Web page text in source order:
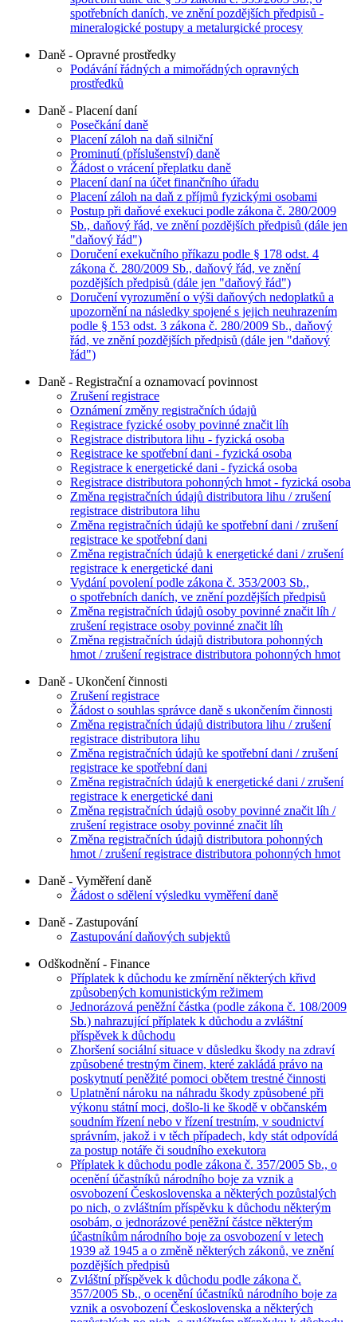
spotřebních daních, ve znění pozdějších předpisů -
mineralogické postupy a metalurgické procesy
Daně - Opravné prostředky
Podávání řádných a mimořádných opravných
prostředků
Daně - Placení daní
Posečkání daně
Placení záloh na daň silniční
Prominutí (příslušenství) daně
Žádost o vrácení přeplatku daně
Placení daní na účet finančního úřadu
Placení záloh na daň z příjmů fyzickými osobami
Postup při daňové exekuci podle zákona č. 280/2009
Sb., daňový řád, ve znění pozdějších předpisů (dále jen
"daňový řád")
Doručení exekučního příkazu podle § 178 odst. 4
zákona č. 280/2009 Sb., daňový řád, ve znění
pozdějších předpisů (dále jen "daňový řád")
Doručení vyrozumění o výši daňových nedoplatků a
upozornění na následky spojené s jejich neuhrazením
podle § 153 odst. 3 zákona č. 280/2009 Sb., daňový
řád, ve znění pozdějších předpisů (dále jen "daňový
řád")
Daně - Registrační a oznamovací povinnost
Zrušení registrace
Oznámení změny registračních údajů
Registrace fyzické osoby povinné značit líh
Registrace distributora lihu - fyzická osoba
Registrace ke spotřební dani - fyzická osoba
Registrace k energetické dani - fyzická osoba
Registrace distributora pohonných hmot - fyzická osoba
Změna registračních údajů distributora lihu / zrušení
registrace distributora lihu
Změna registračních údajů ke spotřební dani / zrušení
registrace ke spotřební dani
Změna registračních údajů k energetické dani / zrušení
registrace k energetické dani
Vydání povolení podle zákona č. 353/2003 Sb.,
o spotřebních daních, ve znění pozdějších předpisů
Změna registračních údajů osoby povinné značit líh /
zrušení registrace osoby povinné značit líh
Změna registračních údajů distributora pohonných
hmot / zrušení registrace distributora pohonných hmot
Daně - Ukončení činnosti
Zrušení registrace
Žádost o souhlas správce daně s ukončením činnosti
Změna registračních údajů distributora lihu / zrušení
registrace distributora lihu
Změna registračních údajů ke spotřební dani / zrušení
registrace ke spotřební dani
Změna registračních údajů k energetické dani / zrušení
registrace k energetické dani
Změna registračních údajů osoby povinné značit líh /
zrušení registrace osoby povinné značit líh
Změna registračních údajů distributora pohonných
hmot / zrušení registrace distributora pohonných hmot
Daně - Vyměření daně
Žádost o sdělení výsledku vyměření daně
Daně - Zastupování
Zastupování daňových subjektů
Odškodnění - Finance
Příplatek k důchodu ke zmírnění některých křivd
způsobených komunistickým režimem
Jednorázová peněžní částka (podle zákona č. 108/2009
Sb.) nahrazující příplatek k důchodu a zvláštní
příspěvek k důchodu
Zhoršení sociální situace v důsledku škody na zdraví
způsobené trestným činem, které zakládá právo na
poskytnutí peněžité pomoci obětem trestné činnosti
Uplatnění nároku na náhradu škody způsobené při
výkonu státní moci, došlo-li ke škodě v občanském
soudním řízení nebo v řízení trestním, v soudnictví
správním, jakož i v těch případech, kdy stát odpovídá
za postup notáře či soudního exekutora
Příplatek k důchodu podle zákona č. 357/2005 Sb., o
ocenění účastníků národního boje za vznik a
osvobození Československa a některých pozůstalých
po nich, o zvláštním příspěvku k důchodu některým
osobám, o jednorázové peněžní částce některým
účastníkům národního boje za osvobození v letech
1939 až 1945 a o změně některých zákonů, ve znění
pozdějších předpisů
Zvláštní příspěvek k důchodu podle zákona č.
357/2005 Sb., o ocenění účastníků národního boje za
vznik a osvobození Československa a některých